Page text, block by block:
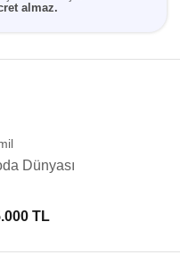
almaz.
Dünyası
TL